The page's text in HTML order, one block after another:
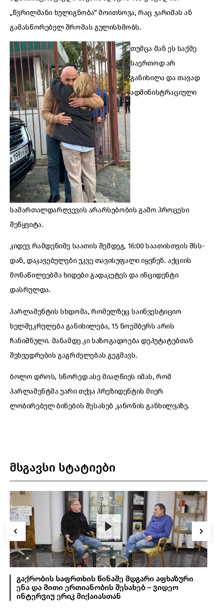
„წვრილმანი ხულიგნობა“ მოითხოვა, რაც ჯარიმას ან
გამასწორებელ შრომას გულისხმობს.
თუმცა მან ეს საქმე
საერთოდ არ
განიხილა და თავად
ადმინისტრაციული
სამართალდარღვევის არარსებობის გამო პროცესი
შეწყვიტა.
კიდევ რამდენიმე საათის შემდეგ, 16:00 საათისთვის შსს-
დან, დაკავებულები უკვე თავისუფალი იყვნენ. აქციის
მონაწილეებმა ხიდები გადაკეტეს და ინციდენტი
დასრულდა.
პარლამენტის სხდომა, რომელზეც საინვესტიციო
ხელშეკრულება განიხილება, 15 ნოემბერს არის
ჩანიშნული. მანამდე კი საზოგადოება დეპუტატებთან
შეხვედრების გაგრძელებას გეგმავს.
ბოლო დროს, სწორედ ასე მიაღწიეს იმას, რომ
პარლამენტმა უარი თქვა პრეზიდენტის მიერ
ლობირებულ ბინების შესახებ კანონის განხილვაზე.
მსგავსი სტატიები
გაქრობის საფრთხის წინაშე მდგარი აფხაზური
ენა და მითი ერთიანობის შესახებ – ვიდეო
ინტერვიუ ერიკ მიქაიასთან